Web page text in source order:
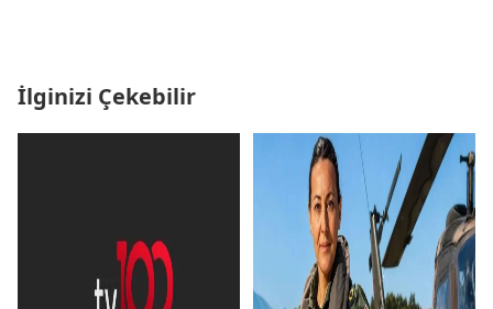
İlginizi Çekebilir